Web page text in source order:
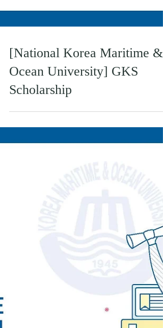
[National Korea Maritime &
Ocean University] GKS